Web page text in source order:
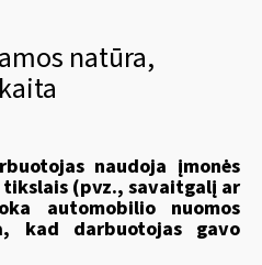
natūra,
naudoja įmonės
(pvz., savaitgalį ar
automobilio nuomos
kad darbuotojas gavo